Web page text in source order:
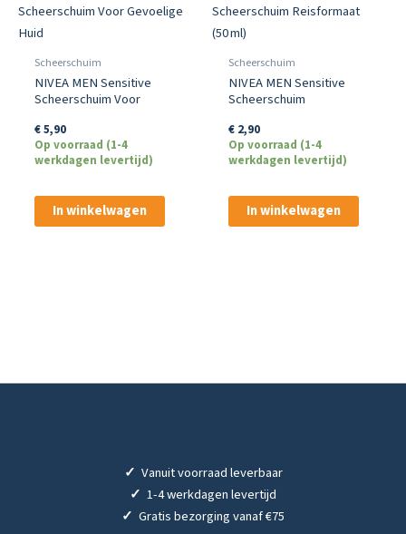
Scheerschuim
NIVEA MEN Sensitive
Scheerschuim Voor
€5,90
Op voorraad (1-4
werkdagen levertijd)
In winkelwagen
Scheerschuim
NIVEA MEN Sensitive
Scheerschuim
€2,90
Op voorraad (1-4
werkdagen levertijd)
In winkelwagen
✓ Vanuit voorraad leverbaar
✓ 1-4 werkdagen levertijd
✓ Gratis bezorging vanaf €75